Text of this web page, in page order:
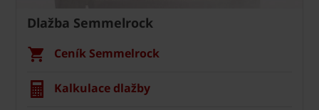
Dlažba Semmelrock
Ceník Semmelrock
Kalkulace dlažby